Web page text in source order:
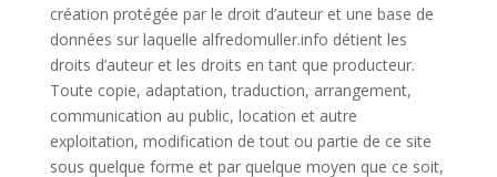
création protégée par le droit d’auteur et une base de
données sur laquelle alfredomuller.info détient les
droits d’auteur et les droits en tant que producteur.
Toute copie, adaptation, traduction, arrangement,
communication au public, location et autre
exploitation, modification de tout ou partie de ce site
sous quelque forme et par quelque moyen que ce soit,